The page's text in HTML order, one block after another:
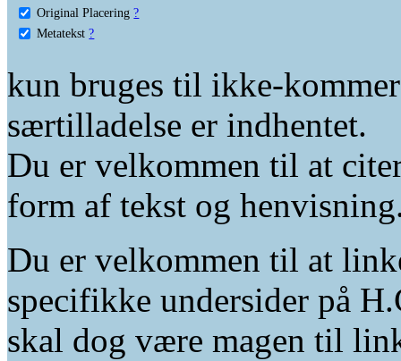
Original Placering ?
Metatekst ?
kun bruges til ikke-
særtilladelse er indhentet.
Du er velkommen til at
form af tekst og
Du er velkommen til at
specifikke undersider på
skal dog være magen til